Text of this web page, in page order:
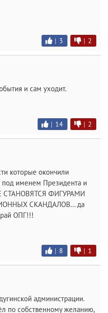
| 3 | 2
и сам уходит.
| 14 | 2
которые окончили
именем Президента и
СТАНОВЯТСЯ ФИГУРАМИ
СКАНДАЛОВ... да
ОПГ!!!
| 8 | 1
администрации.
по собственному желанию,